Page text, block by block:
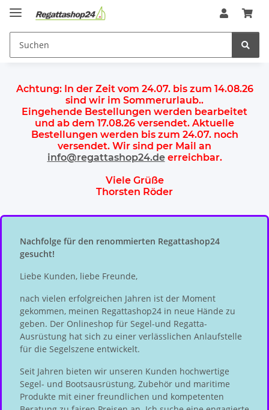
Achtung: In der Zeit vom 24.07. bis zum 14.08.26
sind wir im Sommerurlaub..
Eingehende Bestellungen werden bearbeitet
und ab dem 17.08.26 versendet. Aktuelle
Bestellungen werden bis zum 24.07.noch
versendet. Wir sind per Mail an
info@regattashop24.deerreichbar.
Viele Grüße
Thorsten Röder
Nachfolge für den renommierten Regattashop24
gesucht!
Liebe Kunden, liebe Freunde,
nach vielen erfolgreichen Jahren ist der Moment
gekommen, meinen Regattashop24 in neue Hände zu
geben. Der Onlineshop für Segel-und Regatta-
Ausrüstung hat sich zu einer verlässlichen Anlaufstelle
für die Segelszene entwickelt.
Seit Jahren bieten wir unseren Kunden hochwertige
Segel- und Bootsausrüstung, Zubehör und maritime
Produkte mit einer freundlichen und kompetenten